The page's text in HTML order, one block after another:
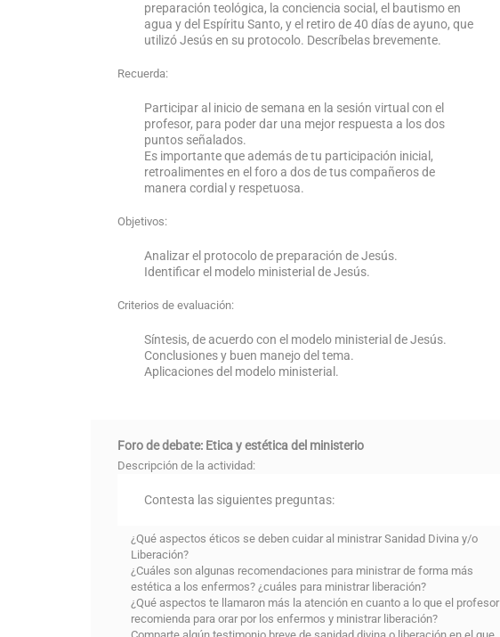
preparación teológica, la conciencia social, el bautismo en
agua y del Espíritu Santo, y el retiro de 40 días de ayuno, que
utilizó Jesús en su protocolo. Descríbelas brevemente.
Recuerda:
Participar al inicio de semana en la sesión virtual con el
profesor, para poder dar una mejor respuesta a los dos
puntos señalados.
Es importante que además de tu participación inicial,
retroalimentes en el foro a dos de tus compañeros de
manera cordial y respetuosa.
Objetivos:
Analizar el protocolo de preparación de Jesús.
Identificar el modelo ministerial de Jesús.
Criterios de evaluación:
Síntesis, de acuerdo con el modelo ministerial de Jesús.
Conclusiones y buen manejo del tema.
Aplicaciones del modelo ministerial.
Foro de debate: Etica y estética del ministerio
Descripción de la actividad:
Contesta las siguientes preguntas:
¿Qué aspectos éticos se deben cuidar al ministrar Sanidad Divina y/o
Liberación?
¿Cuáles son algunas recomendaciones para ministrar de forma más
estética a los enfermos? ¿cuáles para ministrar liberación?
¿Qué aspectos te llamaron más la atención en cuanto a lo que el profesor
recomienda para orar por los enfermos y ministrar liberación?